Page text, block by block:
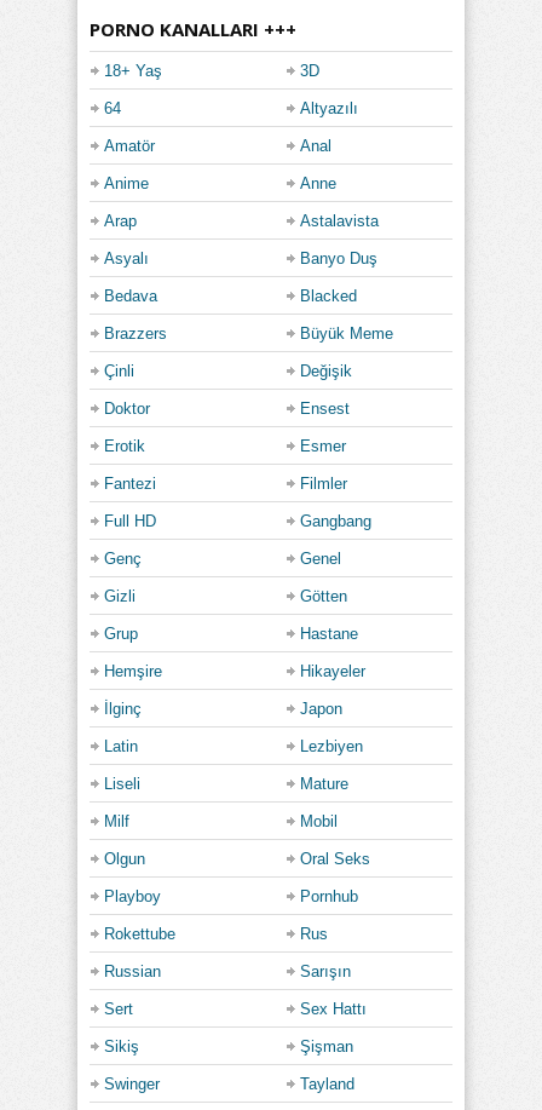
PORNO KANALLARI +++
18+ Yaş 3D
64 Altyazılı
Amatör Anal
Anime Anne
Arap Astalavista
Asyalı Banyo Duş
Bedava Blacked
Brazzers Büyük Meme
Çinli Değişik
Doktor Ensest
Erotik Esmer
Fantezi Filmler
Full HD Gangbang
Genç Genel
Gizli Götten
Grup Hastane
Hemşire Hikayeler
İlginç Japon
Latin Lezbiyen
Liseli Mature
Milf Mobil
Olgun Oral Seks
Playboy Pornhub
Rokettube Rus
Russian Sarışın
Sert Sex Hattı
Sikiş Şişman
Swinger Tayland